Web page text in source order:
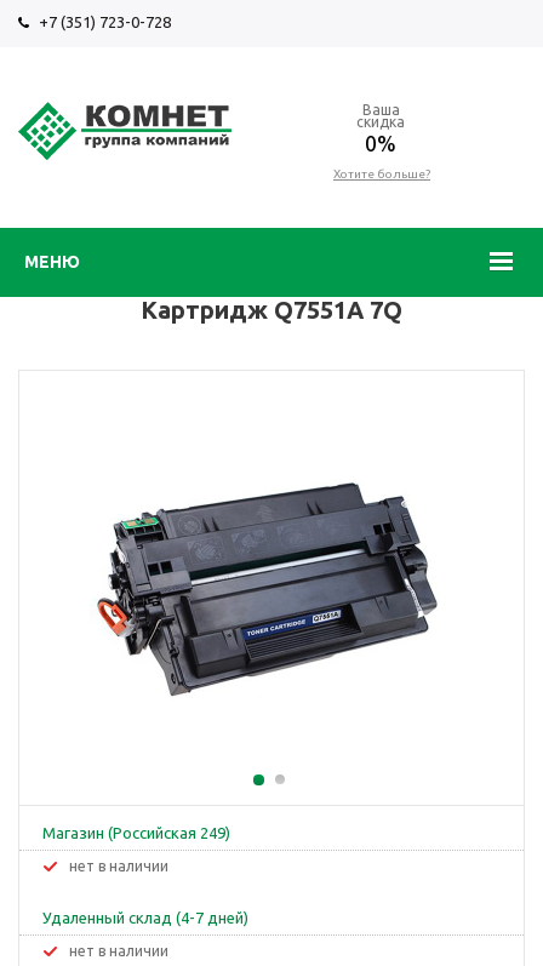
+7 (351) 723-0-728
МЕНЮ
Ваша
скидка
0%
Хотите больше?
Картридж Q7551A 7Q
Магазин (Российская 249)
Нет в наличии
Удаленный склад (4-7 дней)
Нет в наличии